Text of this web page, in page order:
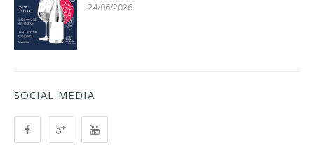
24/06/2026
SOCIAL MEDIA